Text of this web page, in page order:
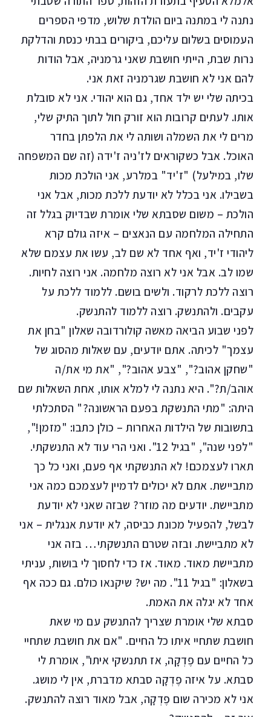
נתנה לי במתנה ביום הולדת שלוש, מדפי הספרים
העמוסים בשלום עליכם, ביקורים בבתי כנסת והדלקת
נרות שבת, הייתי חושבת שאני גרמניה, אבל הודות
להם אני לא חושבת שגרמניה זאת אני.
בכיתה שלי יש ילד אחד, גם הוא יהודי. אני לא סובלת
אותו. לעתים קרובות הוא זורק חול לתוך התיק שלי,
מרים לי את השמלה ושותה לי את הלפתן בחדר
האוכל. אבל כשקוראים לז'ניה ז'ידה (זה שם המשפחה
שלו, במילעל) "ז'יד" במלרע, אני הולכת מכות
בשבילו. אני בכלל לא יודעת ללכת מכות, אבל אני
הולכת – משום שסבתא שלי אומרת שבדיוק בגלל זה
התחילה המלחמה עם הנאצים – איזה גולם קרא
ליהודי ז'יד, ואף אחד לא שם לב, עשו את עצמם שלא
שמו לב. אבל אני לא רוצה מלחמה. אני רוצה לחיות.
רוצה ללכת לרקוד. ולשים בושם. ללמוד ללכת על
עקבים. ולהתנשק. רוצה ללמוד להתנשק.
לפני שבוע הביאה מאשה קולורדובה שאלון "בחן את
עצמך" לכיתה. אתם יודעים, עם שאלות מהסוג של
"שחקן אהוב?", "צבע אהוב?", "את מי את/ה
אוהב/ת?". היא נתנה לי למלא אותו, אחת השאלות שם
היתה: "מתי התנשקת בפעם הראשונה?" הסתכלתי
בתשובות של הילדות האחרות – כולן כתבו: "מזמן!",
"לפני שנה", "בגיל 12". ואני הרי עוד לא התנשקתי.
תארו לעצמכם! לא התנשקתי אף פעם, ואני כל כך
מתביישת. אתם לא יכולים לדמיין לעצמכם כמה אני
מתביישת. יודעים מה מוזר? שבזה שאני לא יודעת
לבשל, להפעיל מכונת כביסה, לא יודעת אנגלית – אני
לא מתביישת. ובזה שטרם התנשקתי… בזה אני
מתביישת מאוד. מאוד. אז כדי לחסוך לי בושות, עניתי
בשאלון: "בגיל 11". מה יש? שיקנאו כולם. גם ככה אף
אחד לא יגלה את האמת.
סבתא שלי אומרת שצריך להתנשק עם מי שאת
חושבת שתחיי איתו כל החיים. "אם את חושבת שתחיי
כל החיים עם פֶדְקָה, אז תתנשקי איתו", אומרת לי
סבתא. על איזה פֶדְקָה סבתא מדברת, אין לי מושג.
אני לא מכירה שום פֶדְקָה, אבל מאוד רוצה להתנשק.